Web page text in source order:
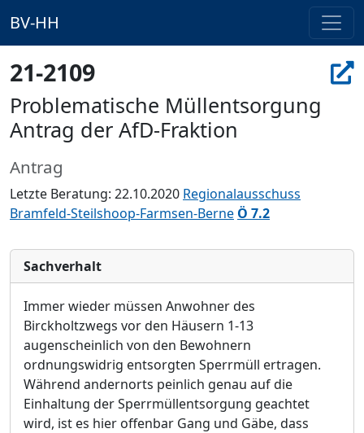
BV-HH
21-2109
Problematische Müllentsorgung
Antrag der AfD-Fraktion
Antrag
Letzte Beratung: 22.10.2020 Regionalausschuss
Bramfeld-Steilshoop-Farmsen-Berne Ö 7.2
Sachverhalt
Immer wieder müssen Anwohner des
Birckholtzwegs vor den Häusern 1-13
augenscheinlich von den Bewohnern
ordnungswidrig entsorgten Sperrmüll ertragen.
Während andernorts peinlich genau auf die
Einhaltung der Sperrmüllentsorgung geachtet
wird, ist es hier offenbar Gang und Gäbe, dass